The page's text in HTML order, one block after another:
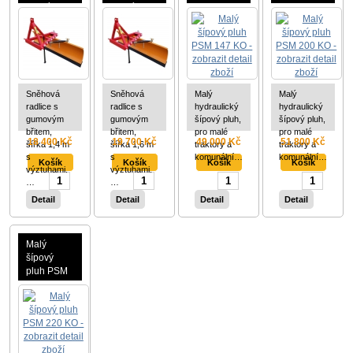
zadní
závěs
traktoru
Sněhová
radlice s
gumovým
břitem,
šířka 1,4 m
s
výztuhami.
18 400 Kč
Detail
zadní
závěs
traktoru
Sněhová
radlice s
gumovým
břitem,
šířka 1,6 m
s
výztuhami.
19 700 Kč
Detail
147 KO
Malý
hydraulický
šípový pluh,
pro malé
traktory a
komunální…
49 000 Kč
Detail
200 KO
Malý
hydraulický
šípový pluh,
pro malé
traktory a
komunální…
51 800 Kč
Detail
Malý
šípový
pluh PSM
220 KO